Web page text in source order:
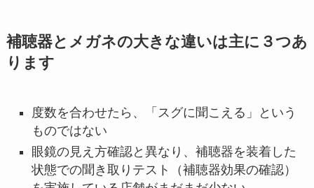
補聴器とメガネの大きな違いは主に３つあ
ります
度数を合わせたら、「スグに聞こえる」という
ものではない
眼鏡の見え方確認と異なり、補聴器を装着した
状態での聞き取りテスト（補聴器効果の確認）